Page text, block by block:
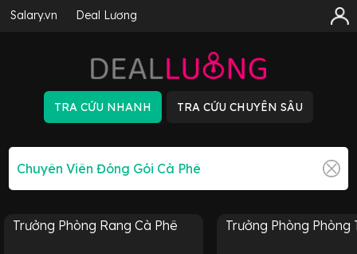
Salary.vn Deal Lương
Trưởng Phòng Rang Cà Phê Trưởng Phòng Phòng